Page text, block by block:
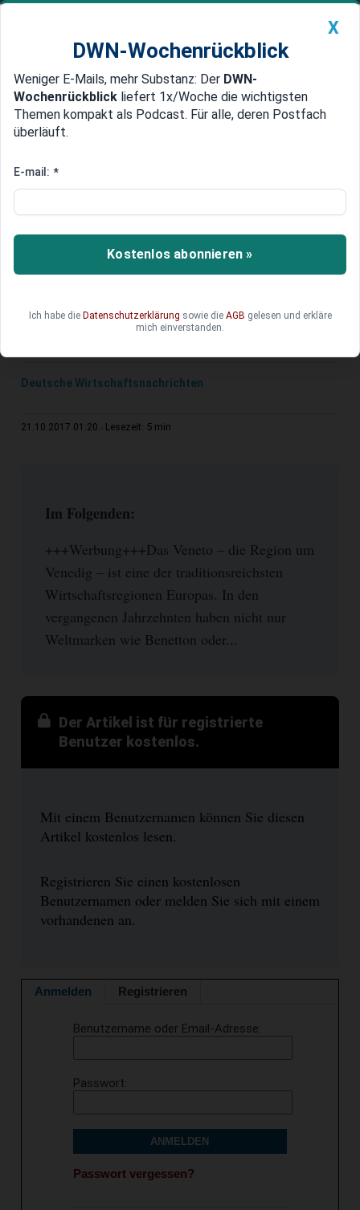
Newsticker MEIN DWN: Geldanlage Premium
Edelmetalle DWN-Magazin China
Tausende Unternehmen bedroht
Norditalien stürzt ab: Die
brutalen Folgen eines Banken-
Crashs
In Norditalien kann man beobachten, wie ein
verwüstet.
Deutsche Wirtschaftsnachrichten
21.10.2017 01:20 Lesezeit: 5 min
Im Folgenden:
+++Werbung+++Das Veneto – die Region um
Venedig – ist eine der traditionsreichsten
Wirtschaftsregionen Europas. In den
vergangenen Jahrzehnten haben nicht nur
Weltmarken wie Benetton oder...
Der Artikel ist für registrierte
Benutzer kostenlos.
Mit einem Benutzernamen können Sie diesen
Artikel kostenlos lesen.
Registrieren Sie einen kostenlosen
Benutzernamen oder melden Sie sich mit einem
vorhandenen an.
Anmelden Registrieren
Benutzername oder Email-Adresse
Passwort
ANMELDEN
Passwort vergessen?
X
DWN-Wochenrückblick
Weniger E-Mails, mehr Substanz: Der DWN-
Wochenrückblick liefert 1x/Woche die wichtigsten
Themen kompakt als Podcast. Für alle, deren Postfach
überläuft.
E-mail: *
Kostenlos abonnieren »
Ich habe die Datenschutzerklärung sowie die AGB gelesen und erkläre
mich einverstanden.